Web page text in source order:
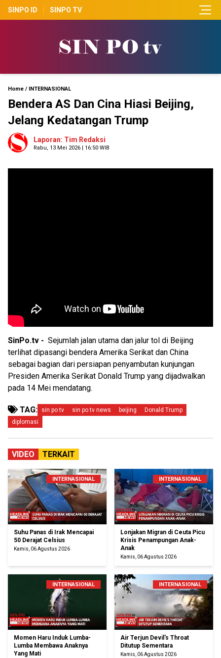
SINPO ID SINPO TV
Home / INTERNASIONAL
Bendera AS Dan Cina Hiasi Beijing,
Jelang Kedatangan Trump
Laporan: Tim Redaksi
Rabu, 13 Mei 2026 | 16:50 WIB
SinPo.tv - Sejumlah jalan utama dan jalur tol di Beijing
terlihat dipasangi bendera Amerika Serikat dan China
sebagai bagian dari persiapan penyambutan kunjungan
Presiden Amerika Serikat Donald Trump yang dijadwalkan
pada 14 Mei mendatang.
TAG: sin po tv sin po tv news beijing
Donald Trump
diplomasi
VIDEO TERKAIT
INTERNASIONAL
Suhu Panas di Irak Mencapai
50 Derajat Celsius
Kamis, 06 Agustus 2026
INTERNASIONAL
Lonjakan Migran di Ceuta Picu
Krisis Penampungan Anak-
Anak
Kamis, 06 Agustus 2026
INTERNASIONAL
Momen Haru Induk Lumba-
Lumba Membawa Anaknya
Yang Mati
INTERNASIONAL
Air Terjun Devil's Throat
Ditutup Sementara
Kamis, 06 Agustus 2026